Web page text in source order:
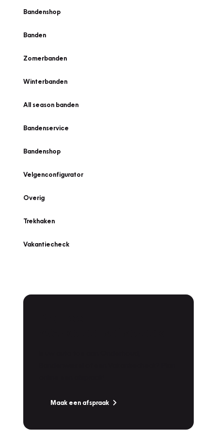
Bandenshop
Banden
Zomerbanden
Winterbanden
All season banden
Bandenservice
Bandenshop
Velgenconfigurator
Overig
Trekhaken
Vakantiecheck
Maak een afspraak